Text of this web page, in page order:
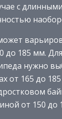
с
до 185 мм. Для
нужно
от 165 до
от 150 до